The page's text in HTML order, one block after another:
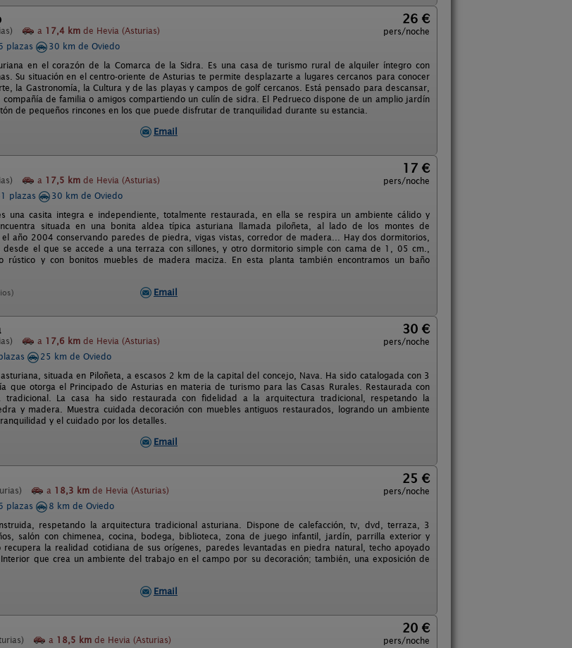
a 17,4 km de Hevia (Asturias)
26 €
pers/noche
plazas
30 km de Oviedo
en el corazón de la Comarca de la Sidra. Es una casa de turismo rural de alquiler íntegro con
Su situación en el centro-oriente de Asturias te permite desplazarte a lugares cercanos para conocer
la Gastronomía, la Cultura y de las playas y campos de golf cercanos. Está pensado para descansar,
de familia o amigos compartiendo un culín de sidra. El Pedrueco dispone de un amplio jardín
de pequeños rincones en los que puede disfrutar de tranquilidad durante su estancia.
Email
a 17,5 km de Hevia (Asturias)
17 €
pers/noche
plazas
30 km de Oviedo
una casita integra e independiente, totalmente restaurada, en ella se respira un ambiente cálido y
situada en una bonita aldea típica asturiana llamada piloñeta, al lado de los montes de
el año 2004 conservando paredes de piedra, vigas vistas, corredor de madera... Hay dos dormitorios,
desde el que se accede a una terraza con sillones, y otro dormitorio simple con cama de 1, 05 cm.,
rústico y con bonitos muebles de madera maciza. En esta planta también encontramos un baño
Email
a 17,6 km de Hevia (Asturias)
30 €
pers/noche
25 km de Oviedo
situada en Piloñeta, a escasos 2 km de la capital del concejo, Nava. Ha sido catalogada con 3
que otorga el Principado de Asturias en materia de turismo para las Casas Rurales. Restaurada con
La casa ha sido restaurada con fidelidad a la arquitectura tradicional, respetando la
y madera. Muestra cuidada decoración con muebles antiguos restaurados, logrando un ambiente
y el cuidado por los detalles.
Email
a 18,3 km de Hevia (Asturias)
25 €
pers/noche
plazas
8 km de Oviedo
respetando la arquitectura tradicional asturiana. Dispone de calefacción, tv, dvd, terraza, 3
salón con chimenea, cocina, bodega, biblioteca, zona de juego infantil, jardín, parrilla exterior y
recupera la realidad cotidiana de sus orígenes, paredes levantadas en piedra natural, techo apoyado
que crea un ambiente del trabajo en el campo por su decoración; también, una exposición de
Email
a 18,5 km de Hevia (Asturias)
20 €
pers/noche